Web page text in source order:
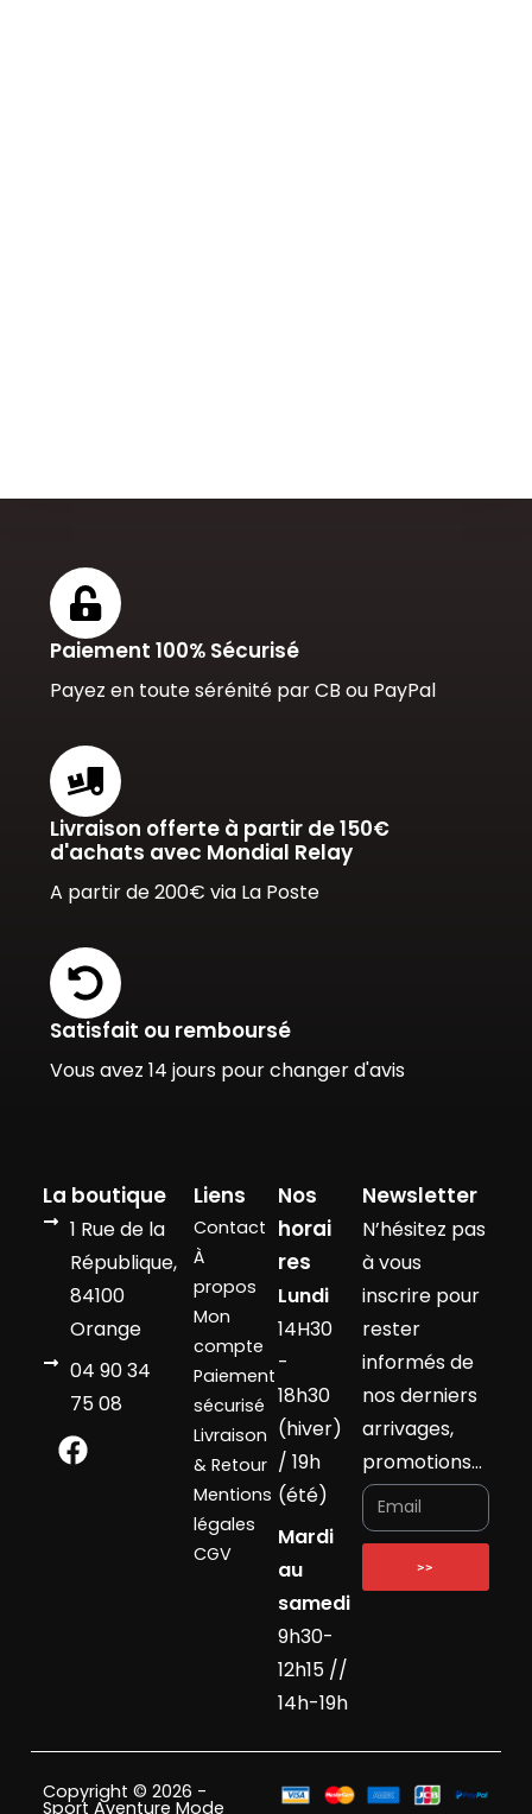
Paiement 100% Sécurisé
Payez en toute sérénité par CB ou PayPal
Livraison offerte à partir de 150€
d'achats avec Mondial Relay
A partir de 200€ via La Poste
Satisfait ou remboursé
Vous avez 14 jours pour changer d'avis
La boutique
1 Rue de la
République,
84100
Orange
04 90 34
75 08
Liens
Contact
À
propos
Mon
compte
Paiement
sécurisé
Livraison
& Retour
Mentions
légales
CGV
Nos
horai
res
Lundi
14H30
-
18h30
(hiver)
/ 19h
(été)
Mardi
au
samedi
9h30-
12h15 //
14h-19h
Newsletter
N’hésitez pas
à vous
inscrire pour
rester
informés de
nos derniers
arrivages,
promotions…
>>
Copyright © 2026 -
Sport Aventure Mode